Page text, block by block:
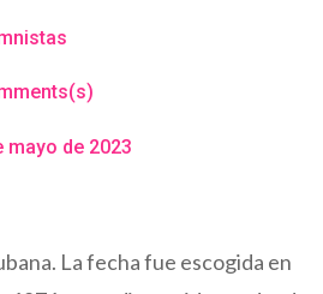
mayo de 2023
La fecha fue escogida en